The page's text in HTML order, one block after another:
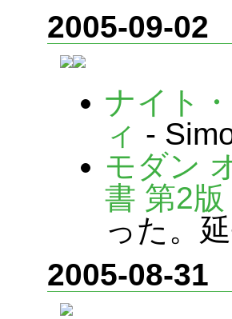
2005-09-02
ナイト
ィ -
モダン
書 第2版
った。
2005-08-31